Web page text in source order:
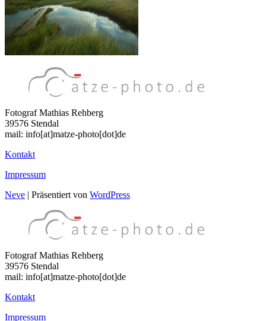
Fotograf Mathias Rehberg
39576 Stendal
mail: info[at]matze-photo[dot]de
Kontakt
Impressum
Neve | Präsentiert von WordPress
Fotograf Mathias Rehberg
39576 Stendal
mail: info[at]matze-photo[dot]de
Kontakt
Impressum